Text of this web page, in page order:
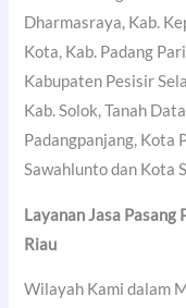
Dharmasraya, Kab.
Kota, Kab. Padang
Kabupaten Pesisir
Kab. Solok, Tanah
Padangpanjang, Kota
Sawahlunto dan Kota
Layanan Jasa
Riau
Wilayah Kami dalam